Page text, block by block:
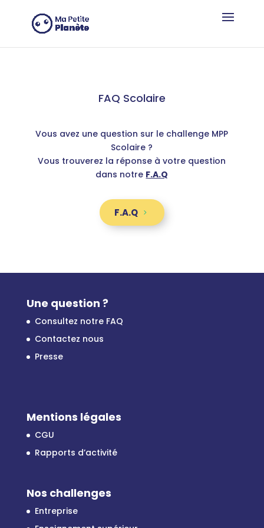
FAQ Scolaire
Vous avez une question sur le challenge MPP
Scolaire ?
Vous trouverez la réponse à votre question
dans notre F.A.Q
F.A.Q
Une question ?
Consultez notre FAQ
Contactez nous
Presse
Mentions légales
CGU
Rapports d’activité
Nos challenges
Entreprise